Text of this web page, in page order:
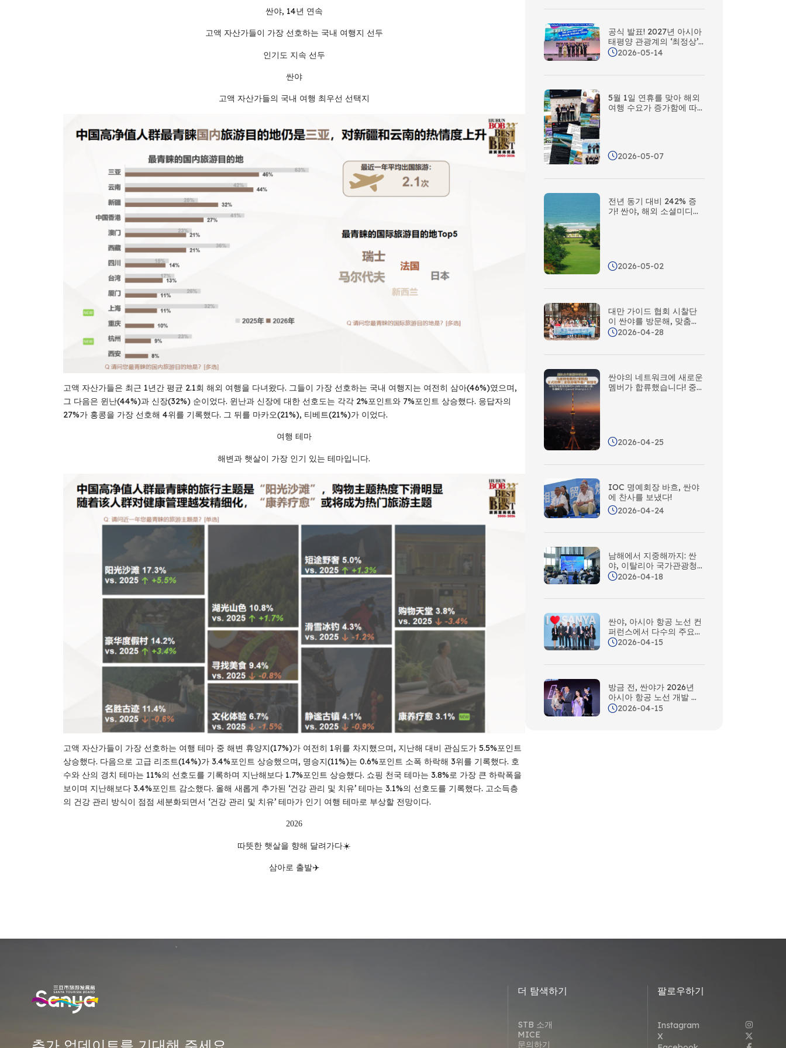
싼야, 14년 연속
고액 자산가들이 가장 선호하는 국내 여행지 선두
인기도 지속 선두
싼야
고액 자산가들의 국내 여행 최우선 선택지
고액 자산가들은 최근 1년간 평균 2.1회 해외 여행을 다녀왔다. 그들이 가장 선호하는 국내 여행지는 여전히 삼아(46%)였으며,
그 다음은 윈난(44%)과 신장(32%) 순이었다. 윈난과 신장에 대한 선호도는 각각 2%포인트와 7%포인트 상승했다. 응답자의
27%가 홍콩을 가장 선호해 4위를 기록했다. 그 뒤를 마카오(21%), 티베트(21%)가 이었다.
여행 테마
해변과 햇살이 가장 인기 있는 테마입니다.
고액 자산가들이 가장 선호하는 여행 테마 중 해변 휴양지(17%)가 여전히 1위를 차지했으며, 지난해 대비 관심도가 5.5%포인트
상승했다. 다음으로 고급 리조트(14%)가 3.4%포인트 상승했으며, 명승지(11%)는 0.6%포인트 소폭 하락해 3위를 기록했다. 호
수와 산의 경치 테마는 11%의 선호도를 기록하며 지난해보다 1.7%포인트 상승했다. 쇼핑 천국 테마는 3.8%로 가장 큰 하락폭을
보이며 지난해보다 3.4%포인트 감소했다. 올해 새롭게 추가된 ‘건강 관리 및 치유’ 테마는 3.1%의 선호도를 기록했다. 고소득층
의 건강 관리 방식이 점점 세분화되면서 ‘건강 관리 및 치유’ 테마가 인기 여행 테마로 부상할 전망이다.
2026
따뜻한 햇살을 향해 달려가다☀️
삼아로 출발✈️
트워크 전면 구축
공식 발표! 2027년 아시아
태평양 관광계의 ‘최정상’
행사, 싼야에서 만나요!
2026-05-14
5월 1일 연휴를 맞아 해외
여행 수요가 증가함에 따
다2026-05-07
전년 동기 대비 242% 증
가! 싼야, 해외 소셜미디어
2026-05-02
대만 가이드 협회 시찰단
이 싼야를 방문해, 맞춤형
협력을 통해 새로운 협력
2026-04-28
싼야의 네트워크에 새로운
멤버가 합류했습니다! 중
2026-04-25
IOC 명예회장 바흐, 싼야
에 찬사를 보냈다!
2026-04-24
남해에서 지중해까지: 싼
야, 이탈리아 국가관광청
과 손잡고 ‘실크로드 쉼터’
2026-04-18
싼야, 아시아 항공 노선 컨
퍼런스에서 다수의 주요
협력 계약을 잇달아 체결
2026-04-15
방금 전, 싼야가 2026년
아시아 항공 노선 개발 컨
퍼런스에서 ‘최우수 여행
2026-04-15
더 탐색하기
STB 소개
MICE
문의하기
팔로우하기
Instagram
X